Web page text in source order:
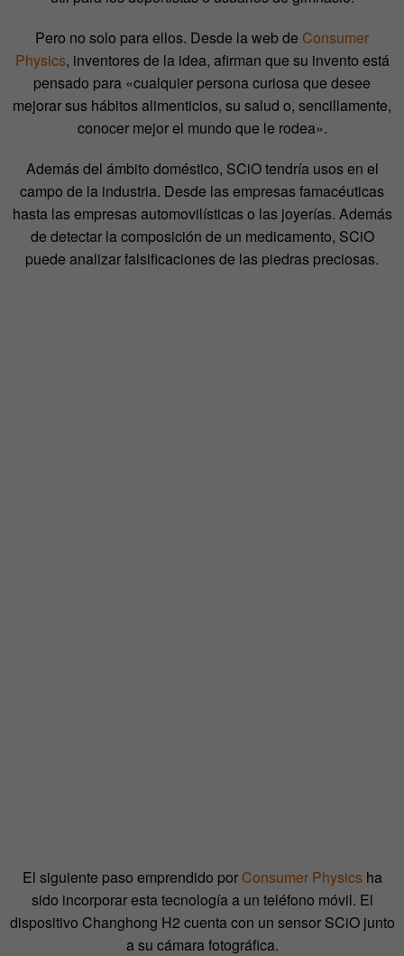
Pero no solo para ellos. Desde la web de Consumer
Physics, inventores de la idea, afirman que su invento está
pensado para «cualquier persona curiosa que desee
mejorar sus hábitos alimenticios, su salud o, sencillamente,
conocer mejor el mundo que le rodea».
Además del ámbito doméstico, SCiO tendría usos en el
campo de la industria. Desde las empresas famacéuticas
hasta las empresas automovilísticas o las joyerías. Además
de detectar la composición de un medicamento, SCiO
puede analizar falsificaciones de las piedras preciosas.
El siguiente paso emprendido por Consumer Physicsha
sido incorporar esta tecnología a un teléfono móvil. El
dispositivo Changhong H2 cuenta con un sensor SCiO junto
a su cámara fotográfica.